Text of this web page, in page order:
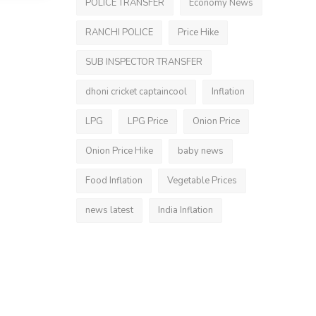
POLICE TRANSFER Economy News
RANCHI POLICE Price Hike
SUB INSPECTOR TRANSFER
dhoni cricket captaincool Inflation
LPG LPG Price Onion Price
Onion Price Hike baby news
Food Inflation Vegetable Prices
news latest India Inflation